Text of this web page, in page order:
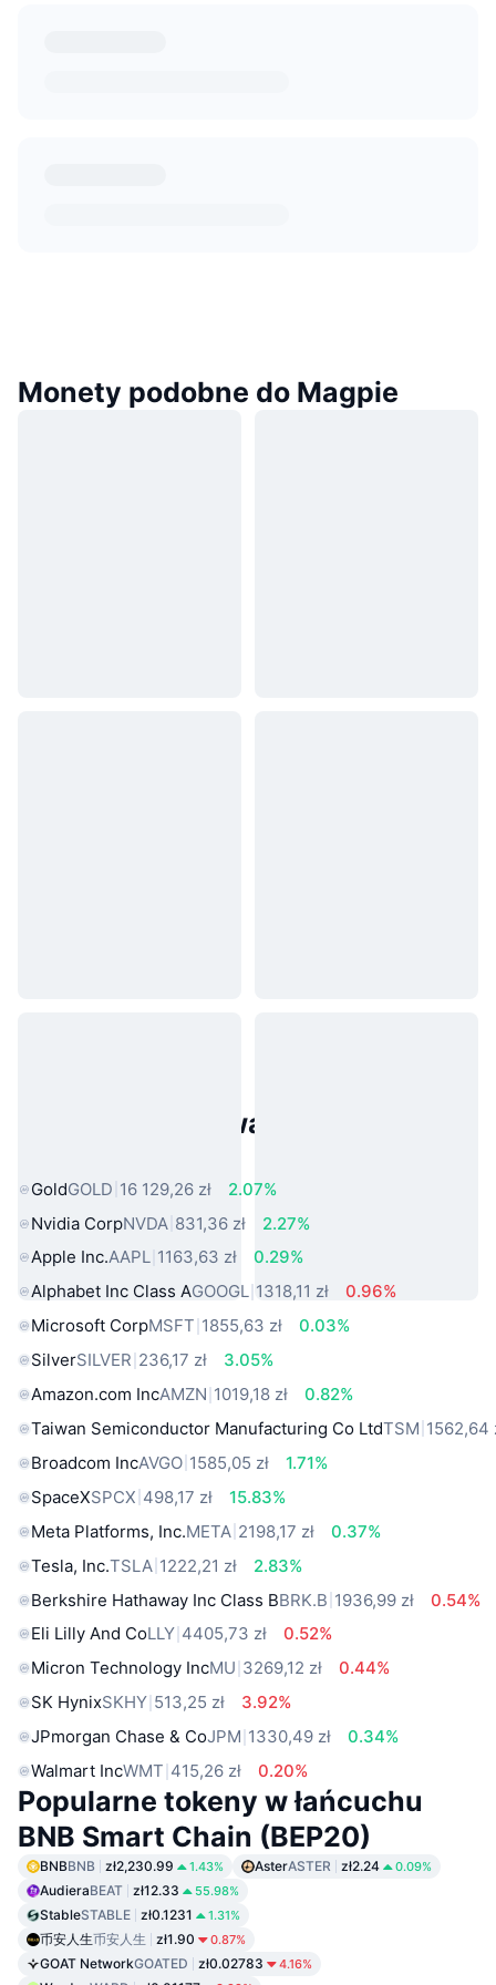
Monety podobne do Magpie
Popularne aktywa ze świata
GoldGOLD 16 129,26 zł
2.07%
Nvidia CorpNVDA 831,36 zł
2.27%
Apple Inc.AAPL 1163,63 zł
0.29%
Alphabet Inc Class AGOOGL 1318,11 zł
0.96%
Microsoft CorpMSFT 1855,63 zł
0.03%
SilverSILVER 236,17 zł
3.05%
Amazon.com IncAMZN 1019,18 zł
0.82%
Taiwan Semiconductor Manufacturing Co LtdTSM 1562,64
Broadcom IncAVGO 1585,05 zł
1.71%
SpaceXSPCX 498,17 zł
15.83%
Meta Platforms, Inc.META 2198,17 zł
0.37%
Tesla, Inc.TSLA 1222,21 zł
2.83%
Berkshire Hathaway Inc Class BBRK.B 1936,99 zł
0.54%
Eli Lilly And CoLLY 4405,73 zł
0.52%
Micron Technology IncMU 3269,12 zł
0.44%
SK HynixSKHY 513,25 zł
3.92%
JPmorgan Chase & CoJPM 1330,49 zł
0.34%
Walmart IncWMT 415,26 zł 0.20%
Popularne tokeny w łańcuchu
BNB Smart Chain (BEP20)
BNBBNB zł2,230.99 1.43% AsterASTER zł2.24 0.09%
AudieraBEAT zł12.33 55.98%
StableSTABLE zł0.1231 1.31%
币安人生币安人生 zł1.90 0.87%
GOAT NetworkGOATED zł0.02783 4.16%